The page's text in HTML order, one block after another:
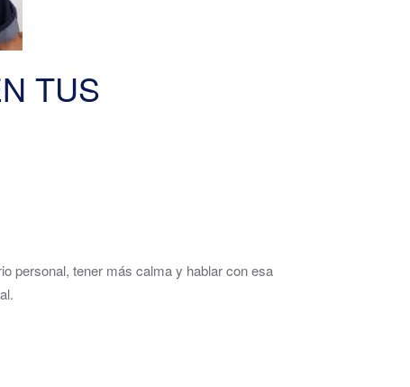
TUS
personal, tener más calma y hablar con esa